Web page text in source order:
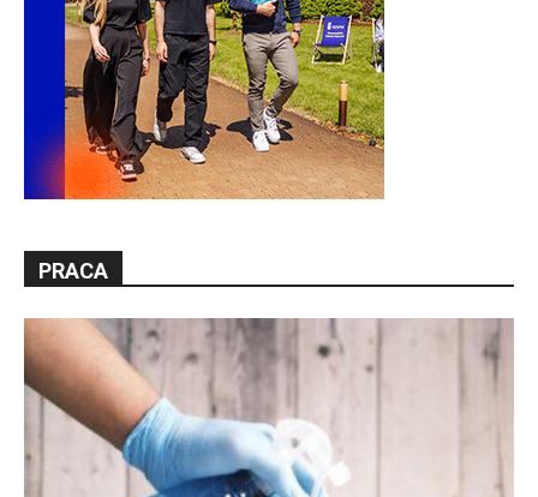
PRACA